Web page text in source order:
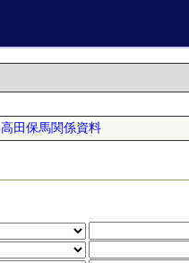
高田保馬関係資料